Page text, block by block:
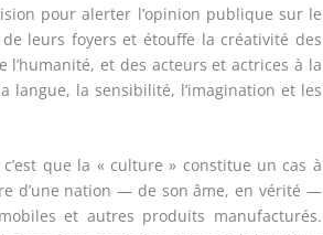
pour alerter l’opinion publique sur le
leurs foyers et étouffe la créativité des
et des acteurs et actrices à la
la sensibilité, l’imagination et les
que la « culture » constitue un cas à
d’une nation — de son âme, en vérité —
et autres produits manufacturés.